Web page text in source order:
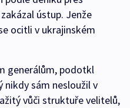
ústup. Jenže
ocitli v ukrajinském
generálům, podotkl
nikdy sám nesloužil v
vůči struktuře velitelů,